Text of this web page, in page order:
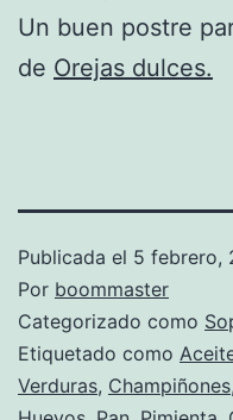
Un buen postre
de Orejas dulces.
Publicada el 5 febrero,
Por boommaster
Categorizado como
Etiquetado como
Verduras, Champiñones,